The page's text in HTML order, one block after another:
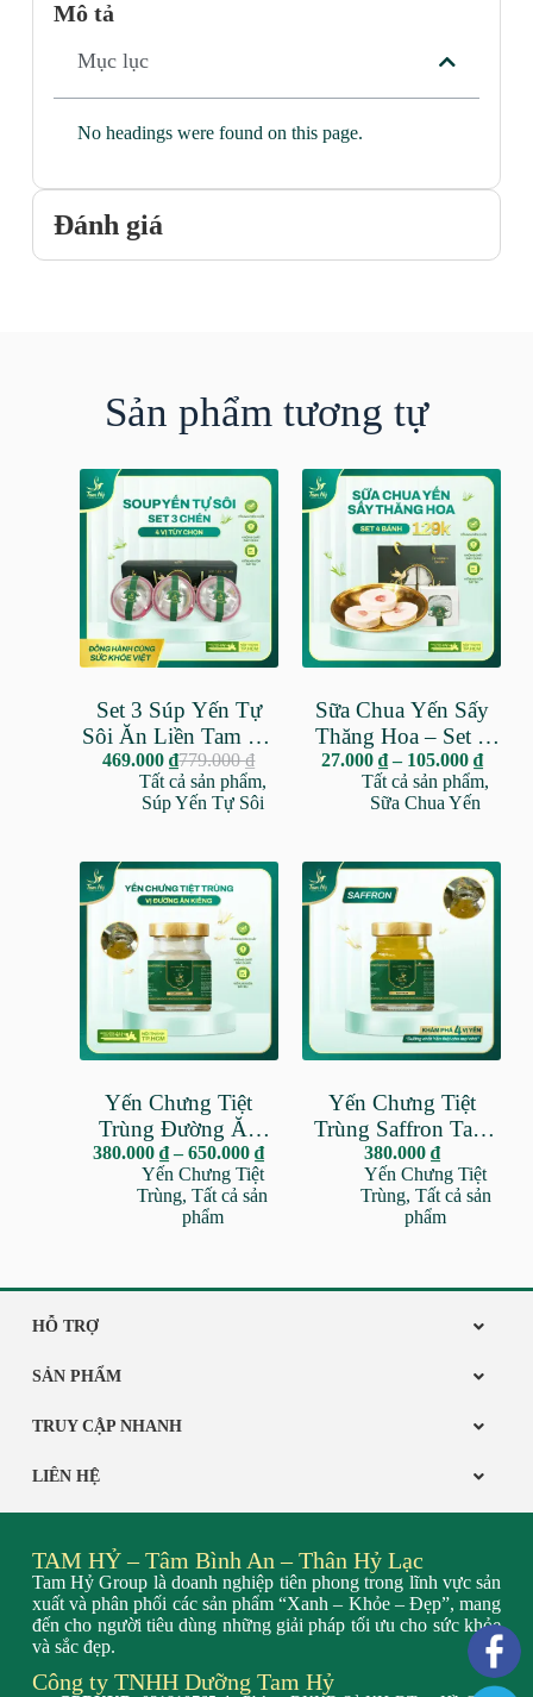
Mô tả
Mục lục
No headings were found on this page.
Đánh giá
Sản phẩm tương tự
Set 3 Súp Yến Tự
Sôi Ăn Liền Tam Hỷ
– 4 Vị Tùy Chọn –
100% Yến Nguyên
Chất
779.000₫
469.000₫
Tất cả sản phẩm,
Súp Yến Tự Sôi
Sữa Chua Yến Sấy
Thăng Hoa – Set 4
Bánh – 100% Yến
Nguyên Chất –
Không Chất Bảo
Tặng
27.000 ₫ – 105.000 ₫
Tất cả sản phẩm,
Sữa Chua Yến
Yến Chưng Tiệt
Trùng Đường Ăn
Kiêng Tam Hỷ –
100% Yến Nguyên
Chất – Không chất
bảo quán, không
380.000₫ – 650.000₫
Yến Chưng Tiệt
Trùng,Tất cả sản
phẩm
Yến Chưng Tiệt
Trùng Saffron Tam
Hỷ – 100% Yến
Nguyên Chất –
Không chất bảo
quán, không đường
380.000 ₫
Yến Chưng Tiệt
Trùng, Tất cả sản
phẩm
HỖ TRỢ
SẢN PHẨM
TRUY CẬP NHANH
LIÊN HỆ
TAM HỶ – Tâm Bình An – Thân Hỷ Lạc
Tam Hỷ Group là doanh nghiệp tiên phong trong lĩnh vực sản
xuất và phân phối các sản phẩm “Xanh – Khỏe – Đẹp”, mang
đến cho người tiêu dùng những giải pháp tối ưu cho sức khỏe
và sắc đẹp.
Công ty TNHH Dưỡng Tam Hỷ